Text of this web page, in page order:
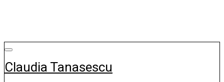
Claudia Tanasescu